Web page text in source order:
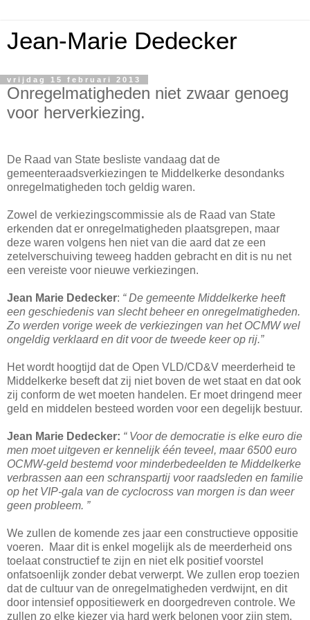
Jean-Marie Dedecker
vrijdag 15 februari 2013
Onregelmatigheden niet zwaar genoeg
voor herverkiezing.
De Raad van State besliste vandaag dat de
gemeenteraadsverkiezingen te Middelkerke desondanks
onregelmatigheden toch geldig waren.
Zowel de verkiezingscommissie als de Raad van State
erkenden dat er onregelmatigheden plaatsgrepen, maar
deze waren volgens hen niet van die aard dat ze een
zetelverschuiving teweeg hadden gebracht en dit is nu net
een vereiste voor nieuwe verkiezingen.
Jean Marie Dedecker: “ De gemeente Middelkerke heeft
een geschiedenis van slecht beheer en onregelmatigheden.
Zo werden vorige week de verkiezingen van het OCMW wel
ongeldig verklaard en dit voor de tweede keer op rij.”
Het wordt hoogtijd dat de Open VLD/CD&V meerderheid te
Middelkerke beseft dat zij niet boven de wet staat en dat ook
zij conform de wet moeten handelen. Er moet dringend meer
geld en middelen besteed worden voor een degelijk bestuur.
Jean Marie Dedecker: “ Voor de democratie is elke euro die
men moet uitgeven er kennelijk één teveel, maar 6500 euro
OCMW-geld bestemd voor minderbedeelden te Middelkerke
verbrassen aan een schranspartij voor raadsleden en familie
op het VIP-gala van de cyclocross van morgen is dan weer
geen probleem. ”
We zullen de komende zes jaar een constructieve oppositie
voeren. Maar dit is enkel mogelijk als de meerderheid ons
toelaat constructief te zijn en niet elk positief voorstel
onfatsoenlijk zonder debat verwerpt. We zullen erop toezien
dat de cultuur van de onregelmatigheden verdwijnt, en dit
door intensief oppositiewerk en doorgedreven controle. We
zullen zo elke kiezer via hard werk belonen voor zijn stem.